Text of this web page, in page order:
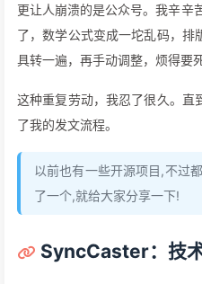
更让人崩溃的是公众号。我辛
了，数学公式变成一坨乱码，排
具转一遍，再手动调整，烦得要死
这种重复劳动，我忍了很久。直
了我的发文流程。
以前也有一些开源项目,不过
了一个,就给大家分享一下!
SyncCaster：技